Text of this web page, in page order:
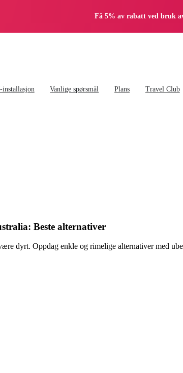
Få 5% av rabatt ved bruk
installasjon Vanlige spørsmål Plans Travel Club
Beste alternativer
dyrt. Oppdag enkle og rimelige alternativer med